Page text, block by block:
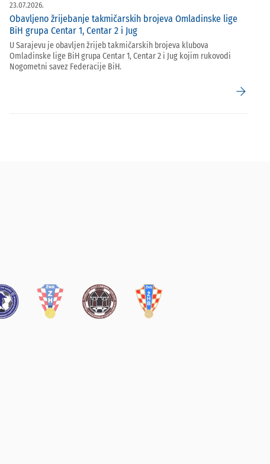
23.07.2026.
Obavljeno žrijebanje takmičarskih brojeva Omladinske lige
BiH grupa Centar 1, Centar 2 i Jug
U Sarajevu je obavljen žrijeb takmičarskih brojeva klubova
Omladinske lige BiH grupa Centar 1, Centar 2 i Jug kojim rukovodi
Nogometni savez Federacije BiH.
arrow_forward